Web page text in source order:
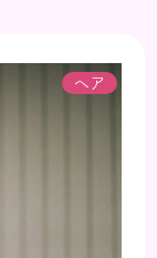
ヘア